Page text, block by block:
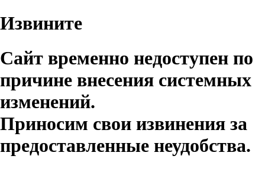
Извините
Сайт временно недоступен по
причине внесения системных
изменений.
Приносим свои извинения за
предоставленные неудобства.